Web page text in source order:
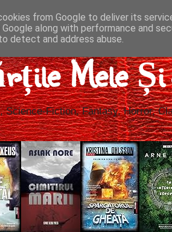
Mele
Science-Fiction, Fantasy, Horror,
from Google to deliver its
Google along with performance and
detect and address abuse.